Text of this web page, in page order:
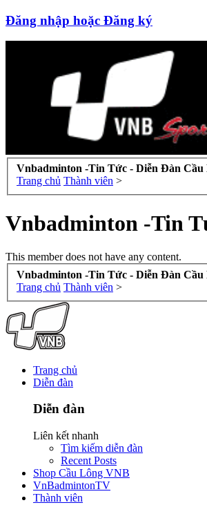
Đăng nhập hoặc Đăng ký
Vnbadminton -Tin Tức - Diễn Đàn Cầu
Trang chủ Thành viên >
Vnbadminton -Tin
This member does not have any content.
Vnbadminton -Tin Tức - Diễn Đàn Cầu
Trang chủ Thành viên >
Trang chủ
Diễn đàn
Diễn đàn
Liên kết nhanh
Tìm kiếm diễn đàn
Recent Posts
Shop Cầu Lông VNB
VnBadmintonTV
Thành viên